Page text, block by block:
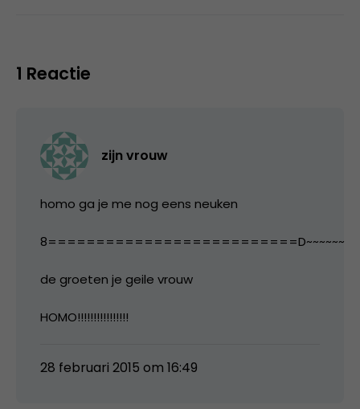
1 Reactie
zijn vrouw
homo ga je me nog eens neuken
8==========================D~~~~~~
de groeten je geile vrouw
HOMO!!!!!!!!!!!!!!!!
28 februari 2015 om 16:49